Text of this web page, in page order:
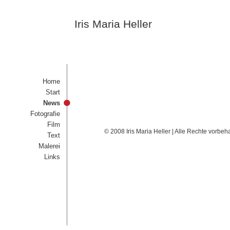
Iris Maria Heller
Home
Start
News
Fotografie
Film
Text
Malerei
Links
© 2008 Iris Maria Heller | Alle Rechte